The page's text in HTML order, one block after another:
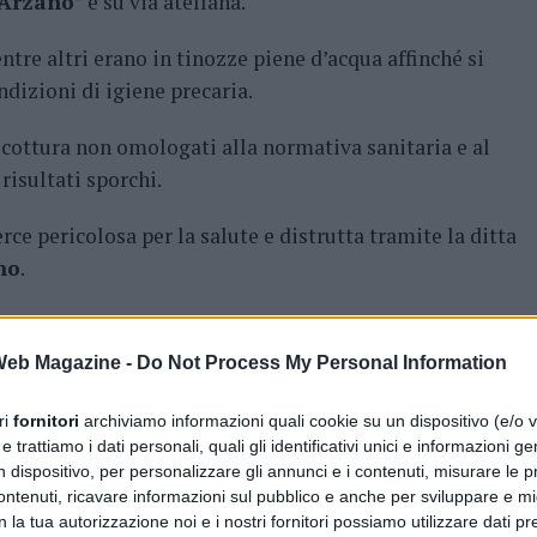
Magazine - Do Not Process My Personal Information
fornitori archiviamo informazioni quali cookie su un dispositivo (e/o
trattiamo i dati personali, quali gli identificativi unici e informazioni
dispositivo, per personalizzare gli annunci e i contenuti, misurare le
ricavare informazioni sul pubblico e anche per sviluppare e
la tua autorizzazione noi e i nostri fornitori possiamo utilizzare dati
altri erano in tinozze piene d’acqua affinché si
di igiene precaria.
non omologati alla normativa sanitaria e al
sporchi.
pericolosa per la salute e distrutta tramite la ditta
.
per violazione delle norme sulla vendita
DI NAPOLI FEATURED
AVANTI IL ​​PROSSIMO
83 anni trovata con 20kg di sigarette